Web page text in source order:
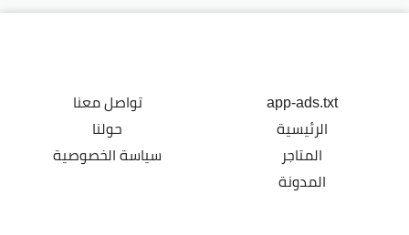
app-ads.txt
الرئيسية
المتاجر
المدونة
تواصل معنا
حولنا
سياسة الخصوصية